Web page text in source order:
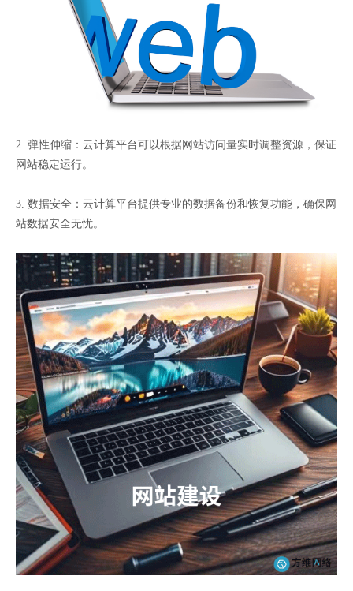
2. 弹性伸缩：云计算平台可以根据网站访问量实时调整资源，保证
网站稳定运行。
3. 数据安全：云计算平台提供专业的数据备份和恢复功能，确保网
站数据安全无忧。